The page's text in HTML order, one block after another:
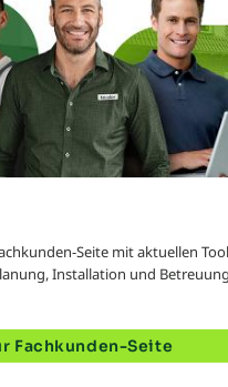
Seite mit aktuellen
Installation und
Fachkunden-Seite